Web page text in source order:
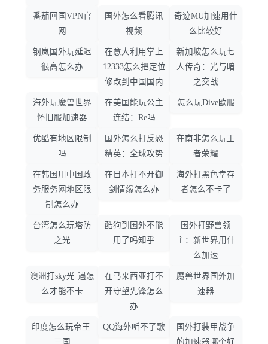
番茄回国VPN官
网
国外怎么看腾讯
视频
奇迹MU加速用什
么比较好
钢岚国外玩延迟
很高怎么办
在意大利用掌上
12333怎么把定位
修改到中国国内
新加坡怎么玩七
人传奇：光与暗
之交战
海外玩魔兽世界
怀旧服加速器
在美国能玩公主
连结：Re吗
怎么玩Dive欧服
优酷有地区限制
吗
国外怎么打反恐
精英：全球攻势
在南非怎么玩王
者荣耀
在韩国用中国政
务服务网地区限
制怎么办
在日本打不开御
剑情缘怎么办
海外打黑色幸存
者怎么不卡了
台湾怎么玩塔防
之光
酷狗到国外不能
用了吗知乎
国外打野兽领
主：新世界用什
么加速
澳洲打sky光·遇怎
么才能不卡
在马来西亚打不
开守望先锋怎么
办
魔兽世界国外加
速器
印度怎么玩帝王·
三国
QQ海外听不了歌
国外打装甲战争
的加速器哪个好